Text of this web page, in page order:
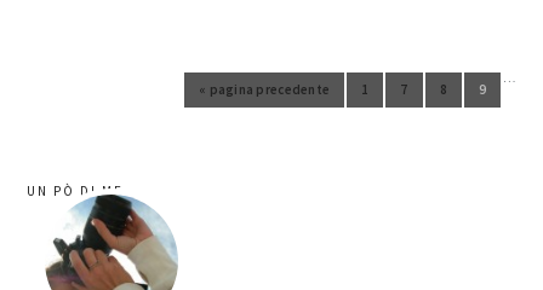
« pagina precedente
Vai alla pagina
1
Pagine interim omesse
…
Vai alla
7
Vai alla
8 9
barra
laterale
primaria
UN PÒ DI ME